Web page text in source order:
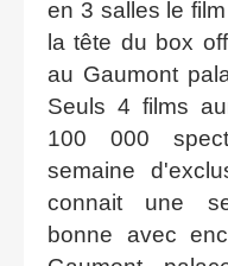
en 3 salles le
la tête du box
au Gaumont
Seuls 4 films
100 000
semaine
connait une
bonne avec